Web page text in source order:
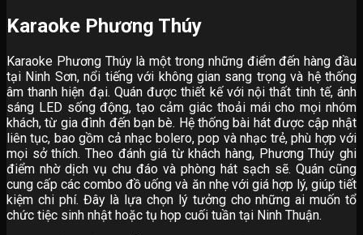
Karaoke Phương Thúy
Karaoke Phương Thúy là một trong những điểm đến hàng đầu
tại Ninh Sơn, nổi tiếng với không gian sang trọng và hệ thống
âm thanh hiện đại. Quán được thiết kế với nội thất tinh tế, ánh
sáng LED sống động, tạo cảm giác thoải mái cho mọi nhóm
khách, từ gia đình đến bạn bè. Hệ thống bài hát được cập nhật
liên tục, bao gồm cả nhạc bolero, pop và nhạc trẻ, phù hợp với
mọi sở thích. Theo đánh giá từ khách hàng, Phương Thúy ghi
điểm nhờ dịch vụ chu đáo và phòng hát sạch sẽ. Quán cũng
cung cấp các combo đồ uống và ăn nhẹ với giá hợp lý, giúp tiết
kiệm chi phí. Đây là lựa chọn lý tưởng cho những ai muốn tổ
chức tiệc sinh nhật hoặc tụ họp cuối tuần tại Ninh Thuận.